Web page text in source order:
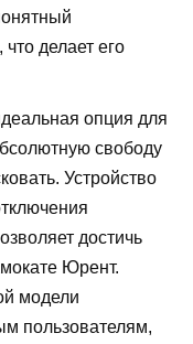
делает его
опция для
свободу
Устройство
достичь
Юрент.
модели
пользователям,